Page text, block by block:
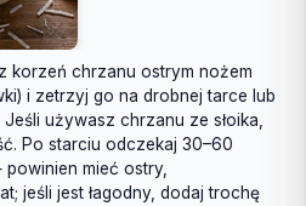
korzeń chrzanu ostrym nożem
i zetrzyj go na drobnej tarce lub
używasz chrzanu ze słoika,
Po starciu odczekaj 30–60
mieć ostry,
jeśli jest łagodny, dodaj trochę